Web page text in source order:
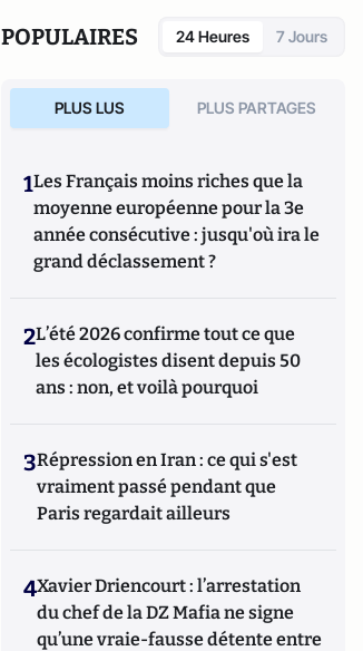
POPULAIRES 24 Heures 7 Jours
PLUS LUS PLUS PARTAGES
1Les Français moins riches que la
moyenne européenne pour la 3e
année consécutive : jusqu'où ira le
grand déclassement ?
2L’été 2026 confirme tout ce que
les écologistes disent depuis 50
ans : non, et voilà pourquoi
3Répression en Iran : ce qui s'est
vraiment passé pendant que
Paris regardait ailleurs
4Xavier Driencourt : l’arrestation
du chef de la DZ Mafia ne signe
qu’une vraie-fausse détente entre